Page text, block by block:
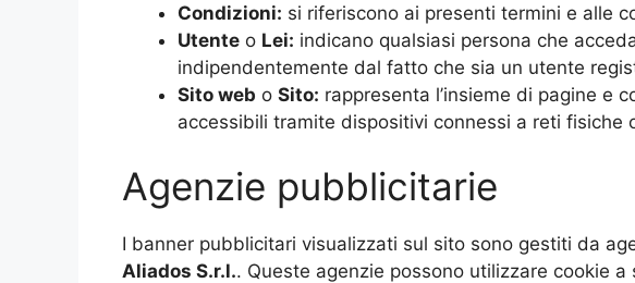
Condizioni: si riferiscono ai presenti termini e alle
Utente o Lei: indicano qualsiasi persona che
indipendentemente dal fatto che sia un utente
Sito web o Sito: rappresenta l’insieme di pagine e
accessibili tramite dispositivi connessi a reti fisiche
Agenzie pubblicitarie
I banner pubblicitari visualizzati sul sito sono gestiti da
Aliados S.r.l.. Queste agenzie possono utilizzare cookie